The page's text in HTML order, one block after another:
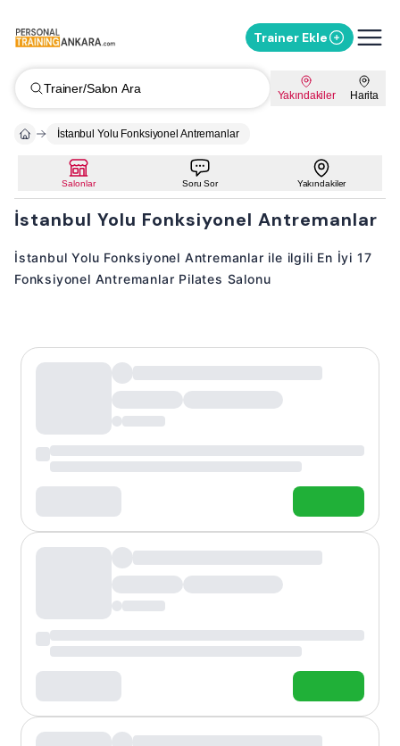
Trainer Ekle
Trainer/Salon Ara Yakındakiler Harita
İstanbul Yolu Fonksiyonel Antremanlar
Salonlar Soru Sor Yakındakiler
İstanbul Yolu Fonksiyonel Antremanlar
İstanbul Yolu Fonksiyonel Antremanlar ile ilgili En İyi 17
Fonksiyonel Antremanlar Pilates Salonu